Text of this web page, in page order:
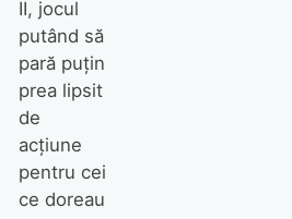
II, jocul
putând să
pară puțin
prea lipsit
de
acțiune
pentru cei
ce doreau